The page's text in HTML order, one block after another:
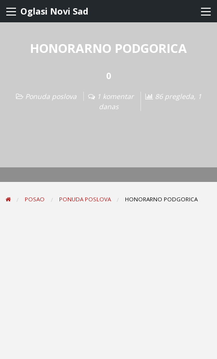
Oglasi Novi Sad
HONORARNO PODGORICA
0
Ponuda poslova 1 komentar
86 pregleda, 1
danas
POSAO PONUDA POSLOVA HONORARNO PODGORICA